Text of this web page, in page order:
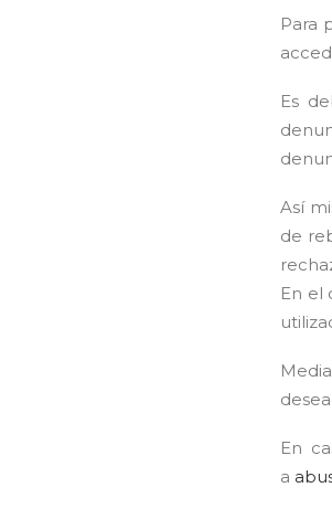
Para
Es
Así
de
En el
En
a